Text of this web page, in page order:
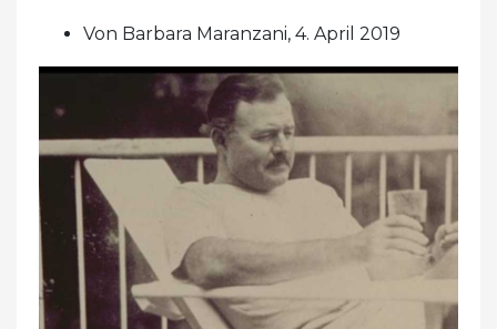
Von Barbara Maranzani, 4. April 2019